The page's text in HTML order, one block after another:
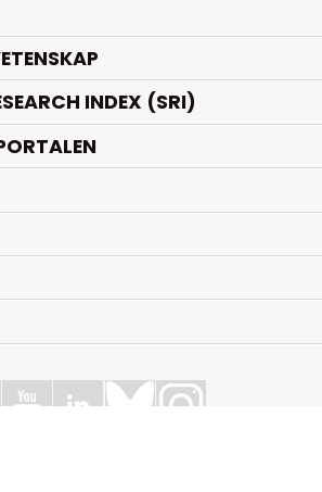
INDEX (SRI)